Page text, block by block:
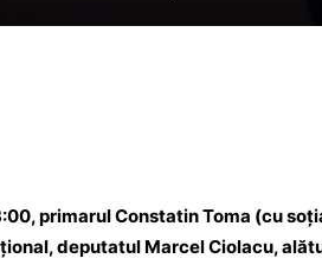
primarul Constatin Toma (cu
deputatul Marcel Ciolacu,